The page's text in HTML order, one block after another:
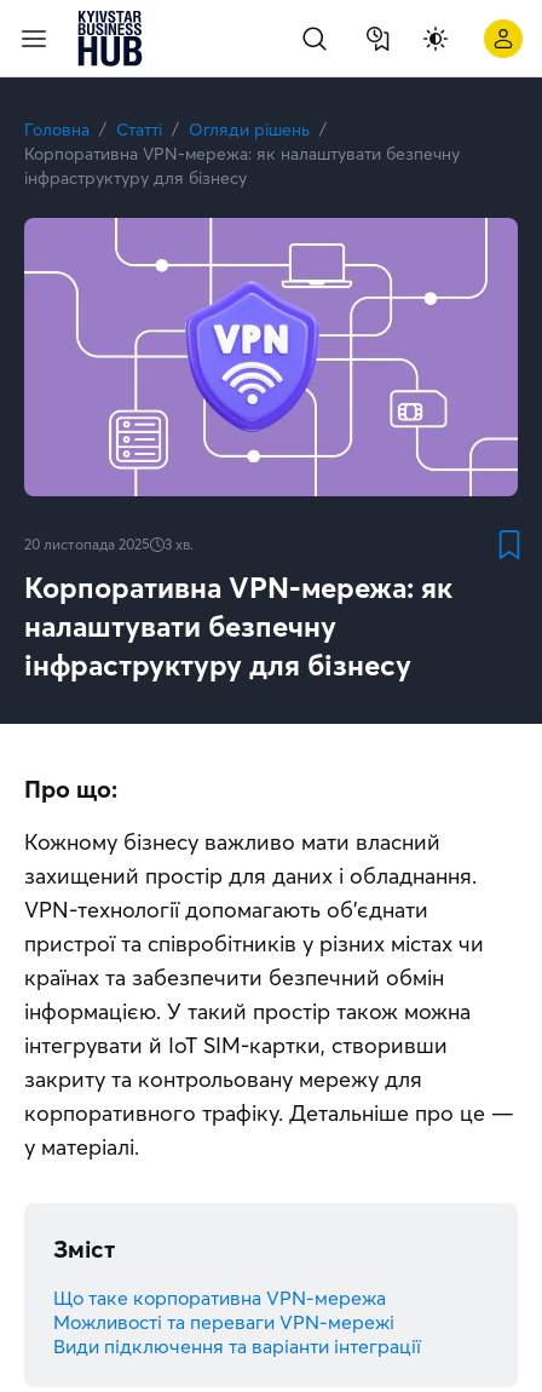
Головна Статті
Огляди рішень
Корпоративна VPN-мережа: як налаштувати безпечну
інфраструктуру для бізнесу
20 листопада 2025 3 хв.
Корпоративна VPN-мережа: як
налаштувати безпечну
інфраструктуру для бізнесу
Про що:
Кожному бізнесу важливо мати власний
захищений простір для даних і обладнання.
VPN-технології допомагають об’єднати
пристрої та співробітників у різних містах чи
країнах та забезпечити безпечний обмін
інформацією. У такий простір також можна
інтегрувати й IoT SIM-картки, створивши
закриту та контрольовану мережу для
корпоративного трафіку. Детальніше про це —
у матеріалі.
Зміст
Що таке корпоративна VPN-мережа
Можливості та переваги VPN-мережі
Види підключення та варіанти інтеграції
Корпоративна VPN-мережа: як налаштувати безпечну